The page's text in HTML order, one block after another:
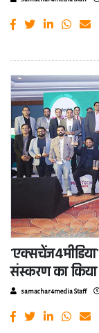
संस्करण का
samachar4media Staff